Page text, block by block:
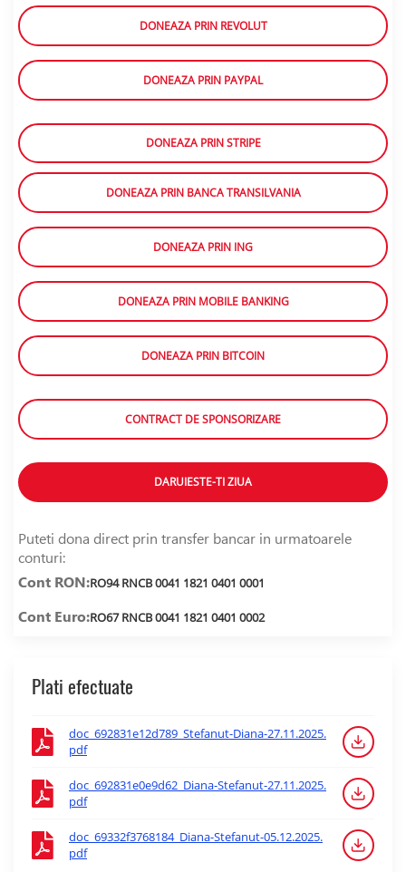
DONEAZA PRIN REVOLUT
DONEAZA PRIN PAYPAL
DONEAZA PRIN STRIPE
DONEAZA PRIN BANCA TRANSILVANIA
DONEAZA PRIN ING
DONEAZA PRIN MOBILE BANKING
DONEAZA PRIN BITCOIN
CONTRACT DE SPONSORIZARE
DARUIESTE-TI ZIUA
Puteti dona direct prin transfer bancar in urmatoarele
conturi:
Cont RON:RO94 RNCB 0041 1821 0401 0001
Cont Euro:RO67 RNCB 0041 1821 0401 0002
Plati efectuate
doc_692831e12d789_Stefanut-Diana-27.11.2025.
pdf
doc_692831e0e9d62_Diana-Stefanut-27.11.2025.
pdf
doc_69332f3768184_Diana-Stefanut-05.12.2025.
pdf